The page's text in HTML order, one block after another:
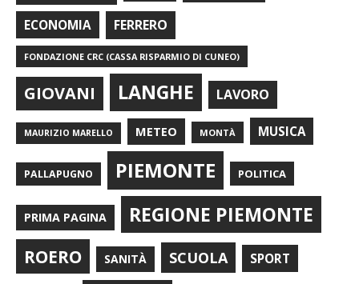
ECONOMIA FERRERO
FONDAZIONE CRC (CASSA RISPARMIO DI CUNEO)
GIOVANI LANGHE LAVORO
MAURIZIO MARELLO METEO MONTÀ MUSICA
PALLAPUGNO PIEMONTE POLITICA
PRIMA PAGINA REGIONE PIEMONTE
ROERO SANITÀ SCUOLA SPORT